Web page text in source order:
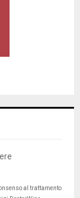
al trattamento